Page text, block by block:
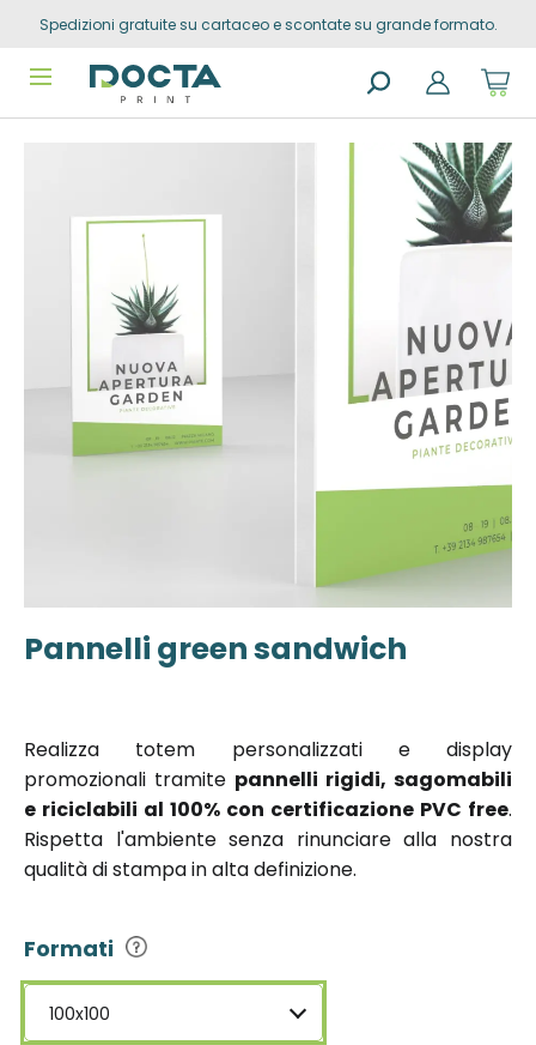
Skip to
Spedizioni gratuite su cartaceo e scontate su grande formato.
0
in
your
cart
Pannelli green sandwich
Vai
immagini
Realizza totem personalizzati e display
promozionali tramite pannelli rigidi, sagomabili
e riciclabili al 100% con certificazione PVC free.
Rispetta l'ambiente senza rinunciare alla nostra
qualità di stampa in alta definizione.
Formati
100x100